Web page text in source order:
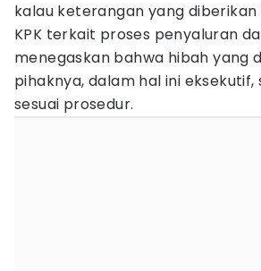
kalau keterangan yang
KPK terkait proses penyaluran
menegaskan bahwa hibah yang
pihaknya, dalam hal ini eksekutif,
sesuai prosedur.